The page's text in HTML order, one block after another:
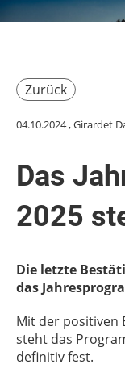
Zurück
04.10.2024, Girardet
Das
2025
Die letzte
das
Mit der positiven
steht das
definitiv fest.